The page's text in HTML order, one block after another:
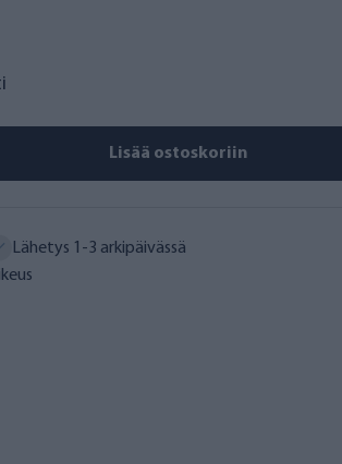
Lisää ostoskoriin
Lähetys 1-3 arkipäivässä